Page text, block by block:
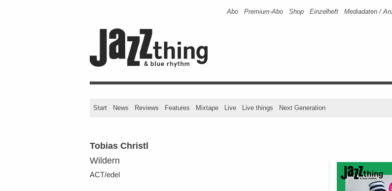
Abo Premium-Abo Shop Einzelheft Mediadaten /
Start News Reviews Features Mixtape Live Live things Next Generation
Tobias Christl
Wildern
ACT/edel